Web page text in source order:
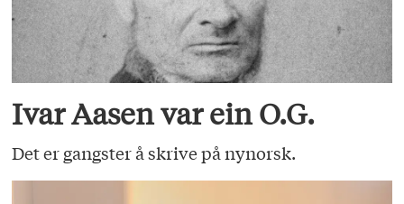
Ivar Aasen var ein O.G.
Det er gangster å skrive på nynorsk.